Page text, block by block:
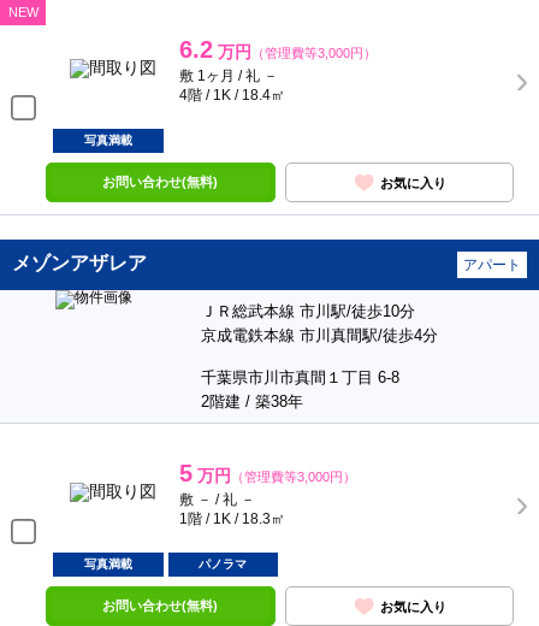
NEW
6.2 万円 （管理費等3,000円）
敷 1ヶ月 / 礼 －
4階 / 1K / 18.4㎡
写真満載
お問い合わせ(無料) お気に入り
メゾンアザレア アパート
ＪＲ総武本線 市川駅/徒歩10分
京成電鉄本線 市川真間駅/徒歩4分
千葉県市川市真間１丁目 6-8
2階建 / 築38年
5 万円 （管理費等3,000円）
敷 － / 礼 －
1階 / 1K / 18.3㎡
写真満載 パノラマ
お問い合わせ(無料) お気に入り